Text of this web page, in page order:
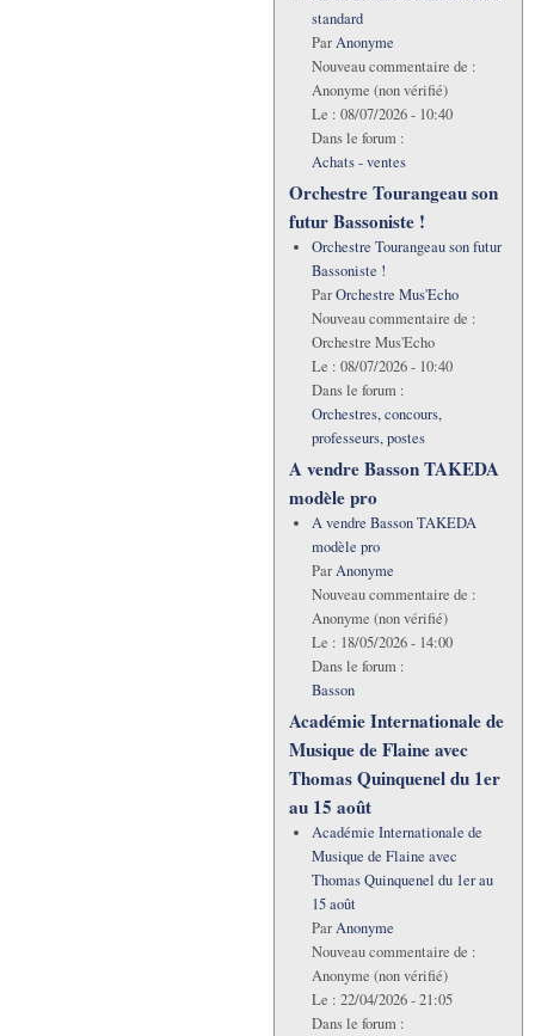
standard
ParAnonyme
Nouveau commentaire de :
Anonyme (non vérifié)
Le : 08/07/2026 - 10:40
Dans le forum :
Achats - ventes
Orchestre Tourangeau son
futur Bassoniste !
Orchestre Tourangeau son futur
Bassoniste !
ParOrchestre Mus'Echo
Nouveau commentaire de :
Orchestre Mus'Echo
Le : 08/07/2026 - 10:40
Dans le forum :
Orchestres, concours,
professeurs, postes
A vendre Basson TAKEDA
modèle pro
A vendre Basson TAKEDA
modèle pro
ParAnonyme
Nouveau commentaire de :
Anonyme (non vérifié)
Le : 18/05/2026 - 14:00
Dans le forum :
Basson
Académie Internationale de
Musique de Flaine avec
Thomas Quinquenel du 1er
au 15 août
Académie Internationale de
Musique de Flaine avec
Thomas Quinquenel du 1er au
15 août
ParAnonyme
Nouveau commentaire de :
Anonyme (non vérifié)
Le : 22/04/2026 - 21:05
Dans le forum :